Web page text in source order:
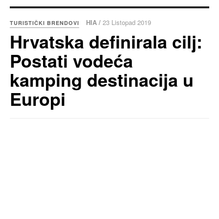
TURISTIČKI BRENDOVI HIA / 23 Listopad 2019
Hrvatska definirala cilj:
Postati vodeća
kamping destinacija u
Europi